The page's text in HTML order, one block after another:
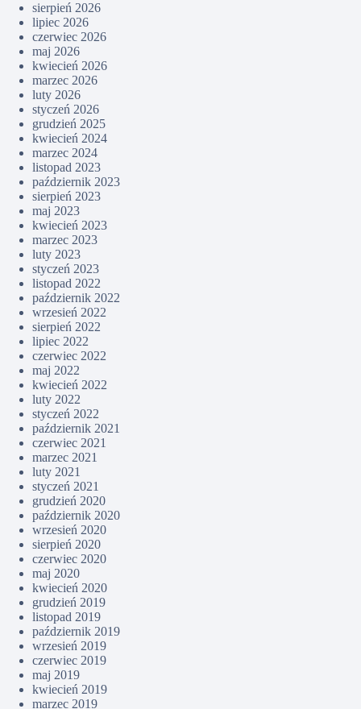
sierpień 2026
lipiec 2026
czerwiec 2026
maj 2026
kwiecień 2026
marzec 2026
luty 2026
styczeń 2026
grudzień 2025
kwiecień 2024
marzec 2024
listopad 2023
październik 2023
sierpień 2023
maj 2023
kwiecień 2023
marzec 2023
luty 2023
styczeń 2023
listopad 2022
październik 2022
wrzesień 2022
sierpień 2022
lipiec 2022
czerwiec 2022
maj 2022
kwiecień 2022
luty 2022
styczeń 2022
październik 2021
czerwiec 2021
marzec 2021
luty 2021
styczeń 2021
grudzień 2020
październik 2020
wrzesień 2020
sierpień 2020
czerwiec 2020
maj 2020
kwiecień 2020
grudzień 2019
listopad 2019
październik 2019
wrzesień 2019
czerwiec 2019
maj 2019
kwiecień 2019
marzec 2019